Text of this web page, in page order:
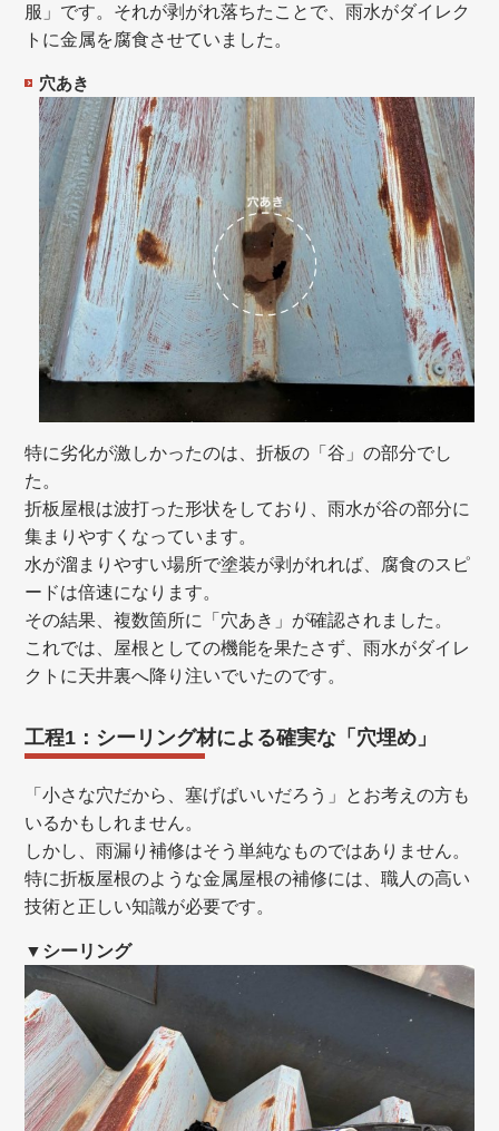
服」です。それが剥がれ落ちたことで、雨水がダイレク
トに金属を腐食させていました。
穴あき
特に劣化が激しかったのは、折板の「谷」の部分でし
た。
折板屋根は波打った形状をしており、雨水が谷の部分に
集まりやすくなっています。
水が溜まりやすい場所で塗装が剥がれれば、腐食のスピ
ードは倍速になります。
その結果、複数箇所に「穴あき」が確認されました。
これでは、屋根としての機能を果たさず、雨水がダイレ
クトに天井裏へ降り注いでいたのです。
工程1：シーリング材による確実な「穴埋め」
「小さな穴だから、塞げばいいだろう」とお考えの方も
いるかもしれません。
しかし、雨漏り補修はそう単純なものではありません。
特に折板屋根のような金属屋根の補修には、職人の高い
技術と正しい知識が必要です。
▼シーリング